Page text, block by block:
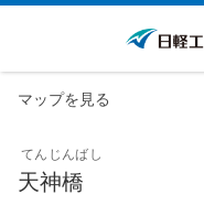
マップを見る
てんじんばし
天神橋